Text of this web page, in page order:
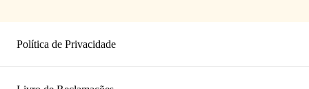
Política de Privacidade